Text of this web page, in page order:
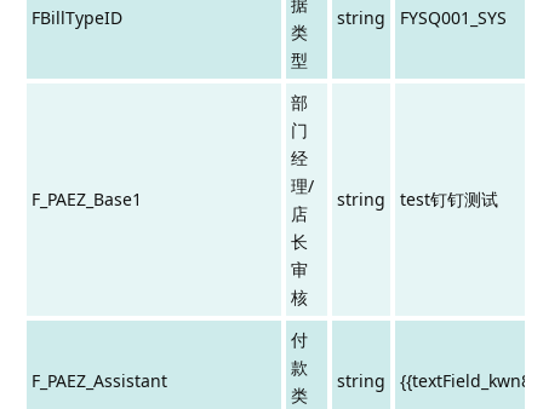
FBillTypeID
类
型
string FYSQ001_SYS
F_PAEZ_Base1
部
门
经
理/
店
长
审
核
string test钉钉测试
F_PAEZ_Assistant
付
款
类
string